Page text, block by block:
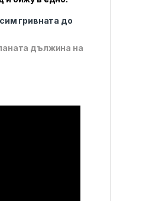
гривната до
дължина на